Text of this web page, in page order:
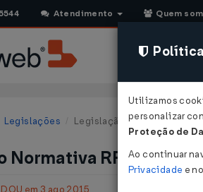
Atendimento Quem
Legislações Legislação Federal
Normativa RFB Nº
em 3 ago 2015
Política
Utilizamos
personalizar
Proteção de
Ao continuar
Privacidade e